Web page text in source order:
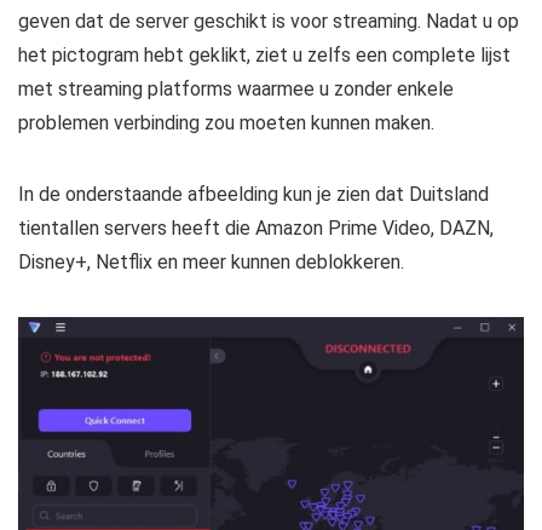
geven dat de server geschikt is voor streaming. Nadat u op
het pictogram hebt geklikt, ziet u zelfs een complete lijst
met streaming platforms waarmee u zonder enkele
problemen verbinding zou moeten kunnen maken.
In de onderstaande afbeelding kun je zien dat Duitsland
tientallen servers heeft die Amazon Prime Video, DAZN,
Disney+, Netflix en meer kunnen deblokkeren.